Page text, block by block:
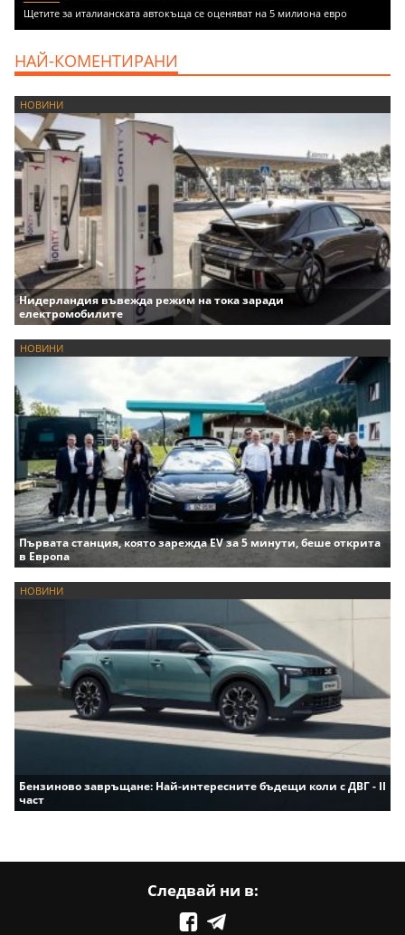
Щетите за италианската автокъща се оценяват на 5 милиона евро
НАЙ-КОМЕНТИРАНИ
НОВИНИ
Нидерландия въвежда режим на тока заради
електромобилите
НОВИНИ
Първата станция, която зарежда EV за 5 минути, беше открита
в Европа
НОВИНИ
Бензиново завръщане: Най-интересните бъдещи коли с ДВГ - II
част
Следвай ни в: